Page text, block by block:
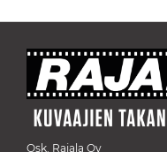
Osk. Rajala Oy